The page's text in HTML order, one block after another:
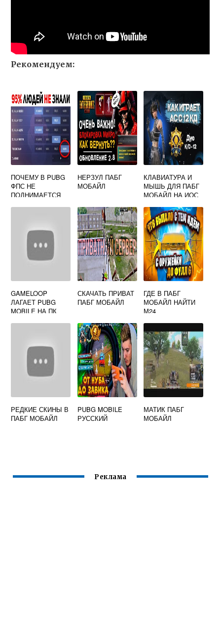
Рекомендуем:
ПОЧЕМУ В PUBG
ФПС НЕ
ПОДНИМАЕТСЯ
НЕРЗУЛ ПАБГ
МОБАЙЛ
КЛАВИАТУРА И
МЫШЬ ДЛЯ ПАБГ
МОБАЙЛ НА ИОС
GAMELOOP
ЛАГАЕТ PUBG
MOBILE НА ПК
СКАЧАТЬ ПРИВАТ
ПАБГ МОБАЙЛ
ГДЕ В ПАБГ
МОБАЙЛ НАЙТИ
М24
РЕДКИЕ СКИНЫ В
ПАБГ МОБАЙЛ
PUBG MOBILE
РУССКИЙ
МАТИК ПАБГ
МОБАЙЛ
Реклама